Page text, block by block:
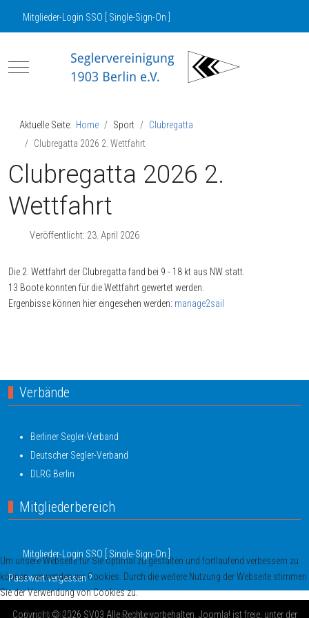
Mitglieder-Login SSO [ Single-Sign-On ]
Mobile Menu Toggle
Aktuelle Seite: Home Sport
Clubregatta
Clubregatta 2026 2. Wettfahrt
Clubregatta 2026 2.
Wettfahrt
Veröffentlicht: 23. April 2026
Die 2. Wettfahrt der Clubregatta fand bei 9 - 18 kt aus NW statt.
13 Boote konnten für die Wettfahrt gewertet werden.
Ergenbisse können hier eingesehen werden: manage2sail
Verbände
Berliner Segler-Verband
Deutscher Segler-Verband
DLRG Berlin
Mitgliederbereich
Mitglieder-Login SSO [ Single-Sign-On ]
Passwort vergessen ?
Copyright © 2026 SV03 Alle Rechte vorbehalten. Joomla! ist freie, unter der
Um unsere Webseite für Sie optimal zu gestalten und fortlaufend verbessern zu
können, verwenden wir Cookies. Durch die weitere Nutzung der Webseite stimmen
Sie der Verwendung von Cookies zu.
Zustimmen Ablehnen